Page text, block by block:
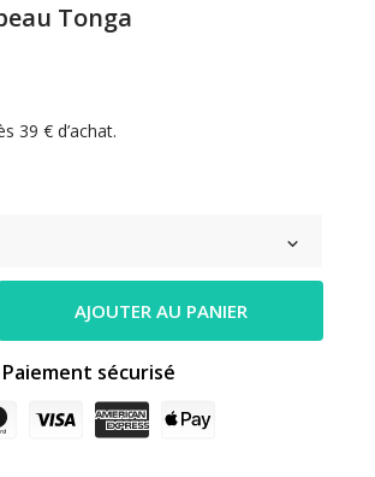
Tonga
39 € d’achat.
AJOUTER AU PANIER
Paiement sécurisé